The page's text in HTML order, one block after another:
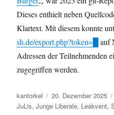
Dieses enthielt neben
Klartext. Mit diesem konnte
sh.de/export.php?token=█
auf
Adressen der Teilnehmenden
zugegriffen werden.
Autor
kantorkel
Veröffentlicht
am
20. Dezember 2025
JuLis,Junge Liberale, Leakvent,